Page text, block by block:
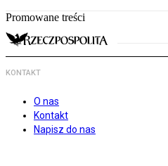
Promowane treści
KONTAKT
O nas
Kontakt
Napisz do nas